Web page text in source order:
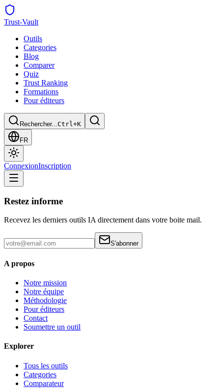
Trust-Vault
Outils
Categories
Blog
Comparer
Quiz
Trust Ranking
Formations
Pour éditeurs
Rechercher...Ctrl+K
FR
ConnexionInscription
Restez informe
Recevez les derniers outils IA directement dans votre boite mail.
S'abonner
A propos
Notre mission
Notre équipe
Méthodologie
Pour éditeurs
Contact
Soumettre un outil
Explorer
Tous les outils
Categories
Comparateur